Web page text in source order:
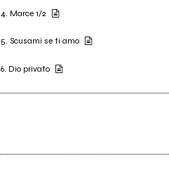
4. Marce 1/2
5. Scusami se ti amo
6. Dio privato